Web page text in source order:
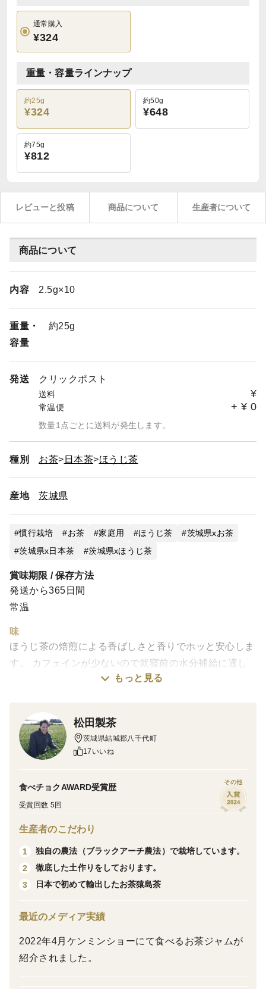
通常購入
¥324
重量・容量ラインナップ
約25g
¥324
約50g
¥648
約75g
¥812
レビューと投稿 商品について 生産者について
商品について
内容 2.5g×10
重量・
容量
約25g
発送 クリックポスト
送料 ¥
常温便 + ¥ 0
数量1点ごとに送料が発生します。
種別 お茶 日本茶 ほうじ茶
産地 茨城県
慣行栽培 お茶 家庭用 ほうじ茶
茨城県xお茶
茨城県x日本茶
茨城県xほうじ茶
賞味期限 / 保存方法
発送から365日間
常温
味
ほうじ茶の焙煎による香ばしさと香りでホッと安心しま
す。 カフェインが少ないので就寝前の水分補給に適し
ています。便利な湯呑用ひも付きティーバッグ茶なので
栽培・生産のこだわり
独自農法の「ブラックアーチ農法」で栽培しました。ブ
イプの上から被せることで、お茶の葉が擦れて傷つくの
を防ぐとともに、お茶の持っている濃厚な旨み、甘みを
さらに引き出し、渋みを抑えることができる農法となり
産地の特徴
松田製茶がある茨城県八千代町は白菜の生産量が日本一
は県の銘柄産地の指定を受けています。
また、平坦で水の便が良いことから四季を通しておいし
い野菜をたくさん生産することができる農業に適した産
もっと見る
松田製茶
茨城県結城郡八千代町
17いいね
食べチョクAWARD受賞歴
受賞回数 5回
その他
生産者のこだわり
1
独自の農法（ブラックアーチ農法）で栽培しています。
2
徹底した土作りをしております。
3
日本で初めて輸出したお茶猿島茶
最近のメディア実績
2022年4月ケンミンショーにて食べるお茶ジャムが
紹介されました。